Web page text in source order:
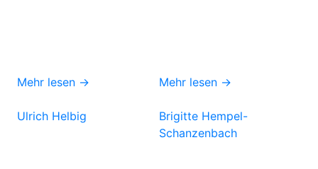
Mehr lesen → Mehr lesen →
Ulrich Helbig
Brigitte Hempel-
Schanzenbach